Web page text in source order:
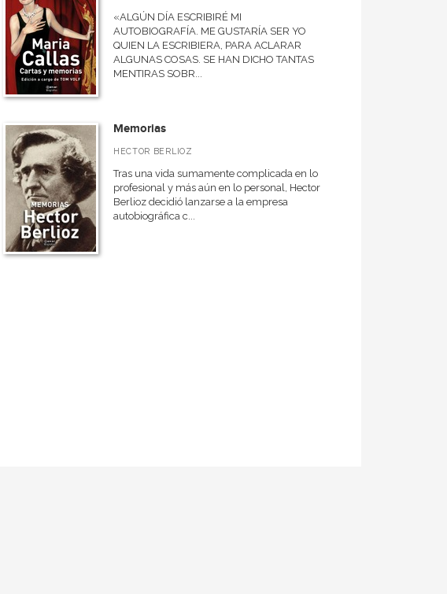
«ALGÚN DÍA ESCRIBIRÉ MI
AUTOBIOGRAFÍA. ME GUSTARÍA SER YO
QUIEN LA ESCRIBIERA, PARA ACLARAR
ALGUNAS COSAS. SE HAN DICHO TANTAS
MENTIRAS SOBR...
Memorias
HECTOR BERLIOZ
Tras una vida sumamente complicada en lo
profesional y más aún en lo personal, Hector
Berlioz decidió lanzarse a la empresa
autobiográfica c...